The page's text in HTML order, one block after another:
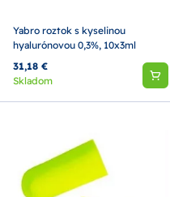
Yabro roztok s kyselinou
hyalurónovou 0,3%, 10x3ml
31,18 €
Skladom